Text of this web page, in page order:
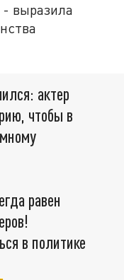
- выразила
актер
чтобы в
равен
в политике